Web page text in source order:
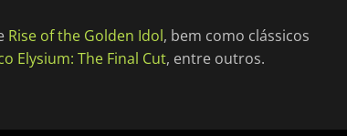
Rise of the Golden Idol, bem como clássicos
Elysium: The Final Cut, entre outros.